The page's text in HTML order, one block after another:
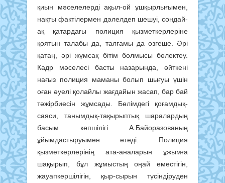
қиын мәселелерді ақыл-ой ұшқырлығымен,
нақты фактілермен дәлелдеп шешуі, сондай-
ақ қатардағы полиция қызметкерлеріне
қоятын талабы да, талғамы да өзгеше. Әрі
қатаң, әрі жұмсақ бітім болмысы бөлектеу.
Кадр мәселесі басты назарында, өйткені
нағыз полиция маманы болып шығуы үшін
оған әуелі қолайлы жағдайын жасап, бар бай
тәжірбиесін жұмсады. Бөлімдегі қоғамдық-
саяси, танымдық-тақырыптық шаралардың
басым көпшілігі А.Байоразованың
ұйымдастыруымен өтеді. Полиция
қызметкерлерінің ата-аналарын ұжымға
шақырып, бұл жұмыстың оңай еместігін,
жауапкершілігін, қыр-сырын түсіндіруден